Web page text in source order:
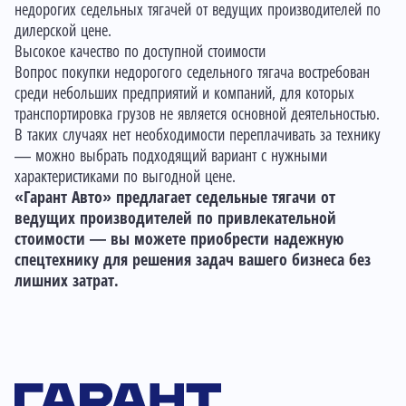
недорогих седельных тягачей от ведущих производителей по
дилерской цене.
Высокое качество по доступной стоимости
Вопрос покупки недорогого седельного тягача востребован
среди небольших предприятий и компаний, для которых
транспортировка грузов не является основной деятельностью.
В таких случаях нет необходимости переплачивать за технику
— можно выбрать подходящий вариант с нужными
характеристиками по выгодной цене.
«Гарант Авто» предлагает седельные тягачи от
ведущих производителей по привлекательной
стоимости — вы можете приобрести надежную
спецтехнику для решения задач вашего бизнеса без
лишних затрат.